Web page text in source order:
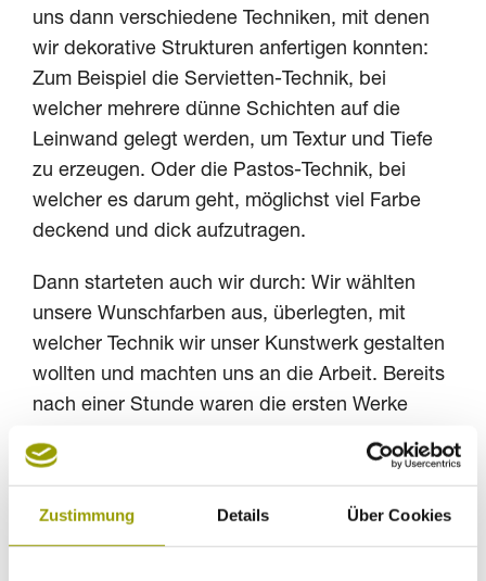
Zustimmung Details Über Cookies
uns dann verschiedene Techniken, mit denen
wir dekorative Strukturen anfertigen konnten:
Zum Beispiel die Servietten-Technik, bei
welcher mehrere dünne Schichten auf die
Leinwand gelegt werden, um Textur und Tiefe
zu erzeugen. Oder die Pastos-Technik, bei
welcher es darum geht, möglichst viel Farbe
deckend und dick aufzutragen.
Dann starteten auch wir durch: Wir wählten
unsere Wunschfarben aus, überlegten, mit
welcher Technik wir unser Kunstwerk gestalten
wollten und machten uns an die Arbeit. Bereits
nach einer Stunde waren die ersten Werke
fertig. Das Besondere: Jede_r von uns hatte
Farben und Technik anders eingesetzt und so
Wir waren begeistert!